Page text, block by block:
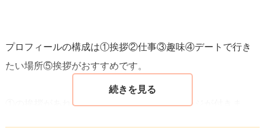
これらの特徴を踏まえ、 プロフィール写真の選定から自己
紹介文、メッセージの送り方まで見直してみてください。
常に自分の立場を女性目線で考え、柔軟にアプローチを改
善することがマッチング成功に繋がります。
プロフィールの構成は①挨拶②仕事③趣味④デートで行き
たい場所⑤挨拶がおすすめです。
①の挨拶があれば、きちんとした人のイメージが付きま